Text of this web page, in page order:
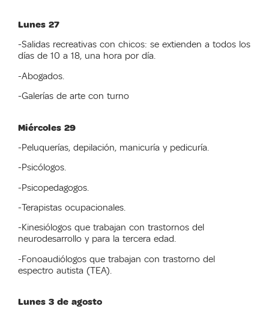
Lunes 27
-Salidas recreativas con chicos: se extienden a todos los
días de 10 a 18, una hora por día.
-Abogados.
-Galerías de arte con turno
Miércoles 29
-Peluquerías, depilación, manicuría y pedicuría.
-Psicólogos.
-Psicopedagogos.
-Terapistas ocupacionales.
-Kinesiólogos que trabajan con trastornos del
neurodesarrollo y para la tercera edad.
-Fonoaudiólogos que trabajan con trastorno del
espectro autista (TEA).
Lunes 3 de agosto